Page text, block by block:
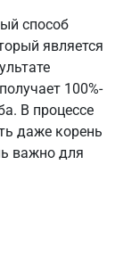
способ
является
100%-
В процессе
даже корень
важно для